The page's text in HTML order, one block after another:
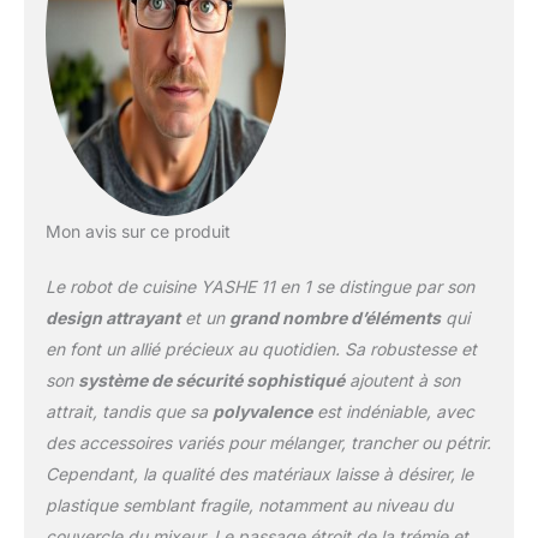
culinaires Capacité de
traitement puissante :
Doté d'un moteur
robuste de 1 300 W et
d'une fonction
d'impulsion, ce robot
multifonction peut
la pâte. Avec trois
réglages de vitesse et un
bouton d'impulsion, les
utilisateurs ont un
contrôle précis sur le
traitement, garantissant
des résultats optimaux
pour différentes recettes
verrouillage pour plus de
Mon avis sur ce produit
Le robot de cuisine YASHE 11 en 1 se distingue par son
design attrayantet un grand nombre d’élémentsqui
en font un allié précieux au quotidien. Sa robustesse et
son système de sécurité sophistiquéajoutent à son
attrait, tandis que sa polyvalenceest indéniable, avec
des accessoires variés pour mélanger, trancher ou pétrir.
Cependant, la qualité des matériaux laisse à désirer, le
plastique semblant fragile, notamment au niveau du